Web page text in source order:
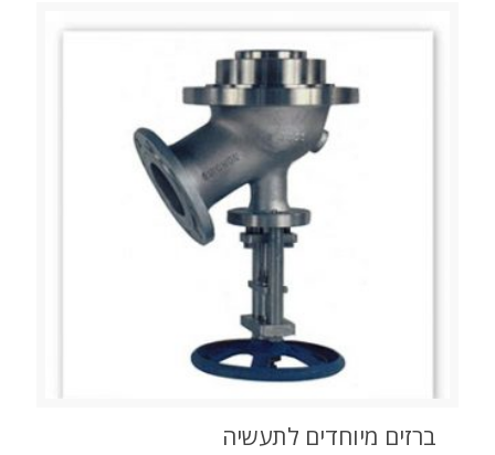
ברזים מיוחדים לתעשיה